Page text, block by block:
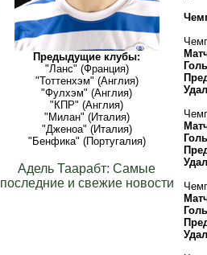
Предыдущие клубы:
"Ланс" (Франция)
"Тоттенхэм" (Англия)
"Фулхэм" (Англия)
"КПР" (Англия)
"Милан" (Италия)
"Дженоа" (Италия)
"Бенфика" (Португалия)
Адель Таарабт: Самые
последние и свежие новости